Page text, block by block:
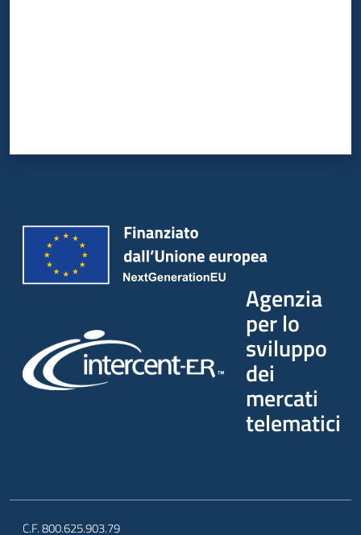
Agenzia
per lo
sviluppo
dei
mercati
telematici
C.F. 800.625.903.79